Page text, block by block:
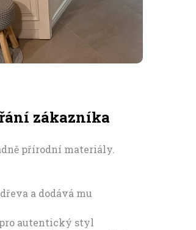
zákazníka
přírodní materiály.
a dodává mu
autentický styl